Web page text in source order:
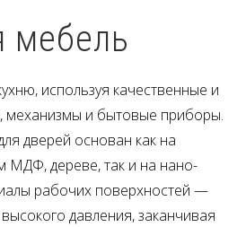
мебель
используя качественные и
механизмы и бытовые приборы.
дверей основан как на
МДФ, дереве, так и на нано-
рабочих поверхностей —
давления, заканчивая